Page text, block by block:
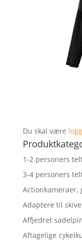
Du skal være
1-2 personers
3-4 personers
Actionkameraer,
Adaptere til
Affjedret
Aftagelige